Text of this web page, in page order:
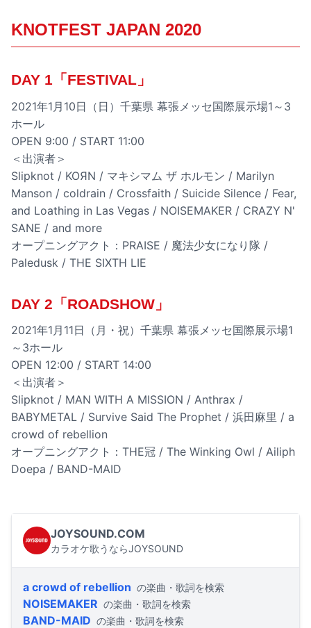
KNOTFEST JAPAN 2020
DAY 1「FESTIVAL」
2021年1月10日（日）千葉県 幕張メッセ国際展示場1～3
ホール
OPEN 9:00 / START 11:00
＜出演者＞
Slipknot / KOЯN / マキシマム ザ ホルモン / Marilyn
Manson / coldrain / Crossfaith / Suicide Silence / Fear,
and Loathing in Las Vegas / NOISEMAKER / CRAZY N'
SANE / and more
オープニングアクト：PRAISE / 魔法少女になり隊 /
Paledusk / THE SIXTH LIE
DAY 2「ROADSHOW」
2021年1月11日（月・祝）千葉県 幕張メッセ国際展示場1
～3ホール
OPEN 12:00 / START 14:00
＜出演者＞
Slipknot / MAN WITH A MISSION / Anthrax /
BABYMETAL / Survive Said The Prophet / 浜田麻里 / a
crowd of rebellion
オープニングアクト：THE冠 / The Winking Owl / Ailiph
Doepa / BAND-MAID
JOYSOUND.COM
カラオケ歌うならJOYSOUND
a crowd of rebellion の楽曲・歌詞を検索
NOISEMAKER の楽曲・歌詞を検索
BAND-MAID の楽曲・歌詞を検索